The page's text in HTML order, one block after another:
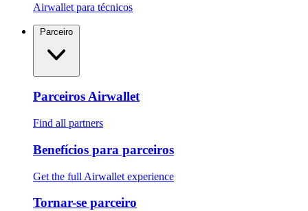
Airwallet para técnicos
Parceiros Airwallet
Find all partners
Benefícios para parceiros
Get the full Airwallet experience
Tornar-se parceiro